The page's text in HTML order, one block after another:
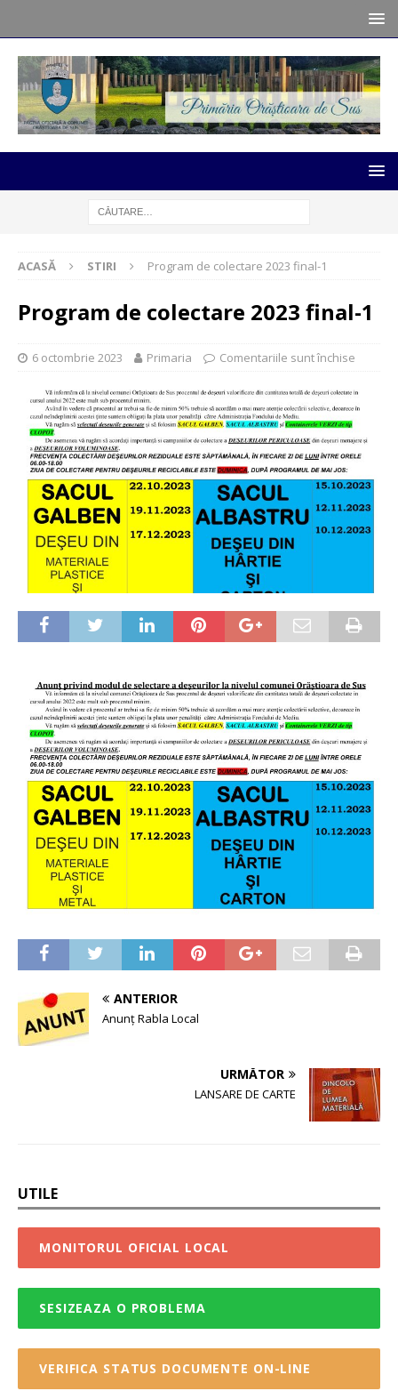
ACASĂ STIRI Program de colectare 2023 final-1
Program de colectare 2023 final-1
6 octombrie 2023 Primaria Comentariile sunt închise
ANTERIOR
Anunț Rabla Local
URMĂTOR
LANSARE DE CARTE
UTILE
MONITORUL OFICIAL LOCAL
SESIZEAZA O PROBLEMA
VERIFICA STATUS DOCUMENTE ON-LINE